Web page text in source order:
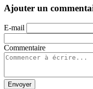
Ajouter un
E-mail
Commentaire
Envoyer